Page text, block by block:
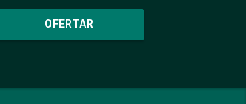
OFERTAR